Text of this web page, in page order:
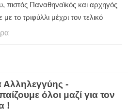
πιστός Παναθηναϊκός και αρχηγός
το τριφύλλι μέχρι τον τελικό
Αλληλεγγύης -
όλοι μαζί για τον
!